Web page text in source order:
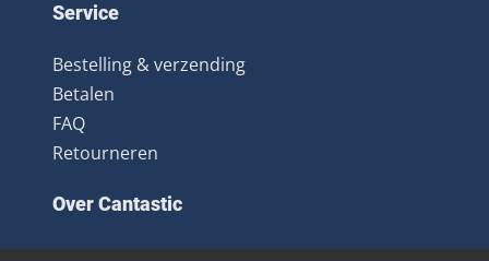
Service
Bestelling & verzending
Betalen
FAQ
Retourneren
Over Cantastic
Over ons